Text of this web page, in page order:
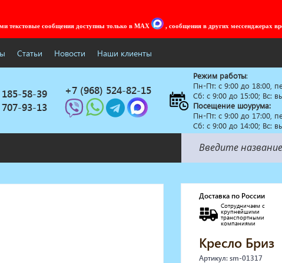
текстовые сообщения доступны только в MAX , сообщения в других мессенджерах
Статьи Новости Наши клиенты
58-39
93-13
+7 (968) 524-82-15
Режим работы:
Пн-Пт: c 9:00 до 18:00,
Сб: с 9:00 до 15:00; Вс:
Посещение шоурума:
Пн-Пт: c 9:00 до 17:00,
Сб: с 9:00 до 14:00; Вс:
Солярии
Мебель в стиле Лофт
Доставка за один день
Доставка по России
Сотрудничаем с
крупнейшими
транспортными
компаниями
Кресло Бриз
Артикул: sm-01317